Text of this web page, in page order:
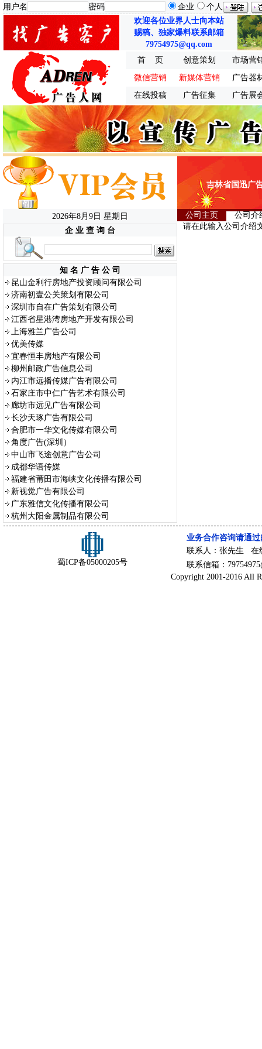
用户名 密码 企业
个人
欢迎各位业界人士向本站
赐稿、独家爆料联系邮箱
79754975@qq.com
首 页
创意策划
市场营
微信营销
新媒体营销
广告器
在线投稿
广告征集 广告展
2026年8月9日 星期日
企 业 查 询 台
知 名 广 告 公 司
昆山金利行房地产投资顾问有限公司
济南初壹公关策划有限公司
深圳市自在广告策划有限公司
江西省星港湾房地产开发有限公司
上海雅兰广告公司
优美传媒
宜春恒丰房地产有限公司
柳州邮政广告信息公司
内江市远播传媒广告有限公司
石家庄市中仁广告艺术有限公司
廊坊市远见广告有限公司
长沙天琢广告有限公司
合肥市一华文化传媒有限公司
角度广告(深圳）
中山市飞途创意广告公司
成都华语传媒
福建省莆田市海峡文化传播有限公司
新视觉广告有限公司
广东雅信文化传播有限公司
杭州大阳金属制品有限公司
吉林省国迅广
公司主页
公司介
请在此输入公司介绍
蜀ICP备05000205号
业务合作咨询请通
联系人：张先生 在
联系信箱：
Copyright 2001-2016 All